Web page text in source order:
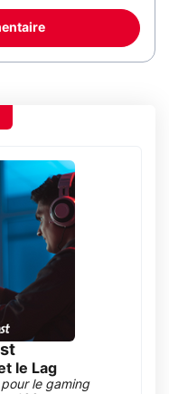
le Lag
le gaming